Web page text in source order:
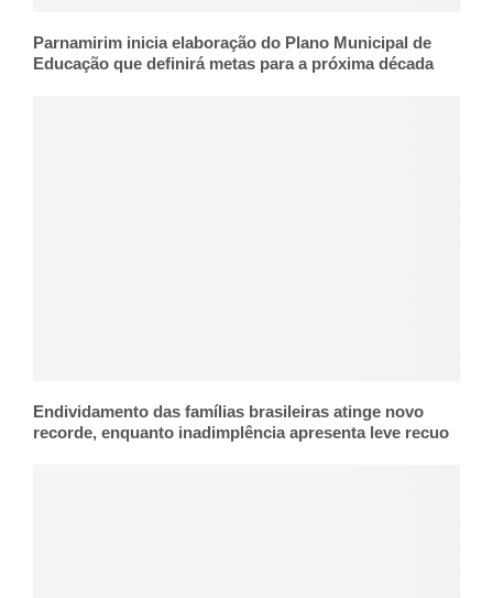
Parnamirim inicia elaboração do Plano Municipal de
Educação que definirá metas para a próxima década
Endividamento das famílias brasileiras atinge novo
recorde, enquanto inadimplência apresenta leve recuo